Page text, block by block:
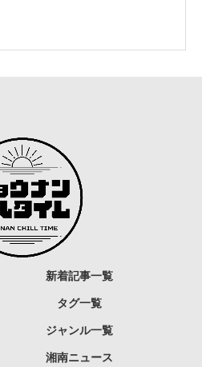
新着記事一覧
タグ一覧
ジャンル一覧
湘南ニュース